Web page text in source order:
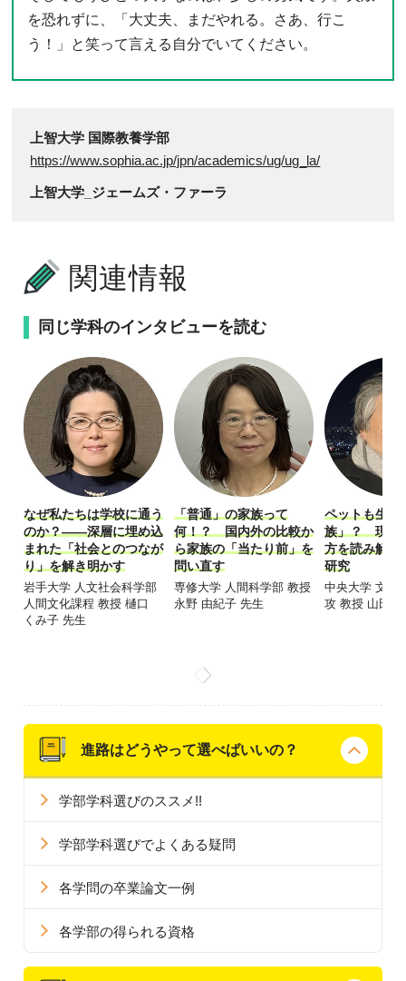
を恐れずに、「大丈夫、まだやれる。さあ、行こ
う！」と笑って言える自分でいてください。
上智大学 国際教養学部
https://www.sophia.ac.jp/jpn/academics/ug/ug_la/
上智大学_ジェームズ・ファーラ
関連情報
同じ学科のインタビューを読む
なぜ私たちは学校に通う
のか？――深層に埋め込
まれた「社会とのつなが
り」を解き明かす
岩手大学 人文社会科学部
人間文化課程 教授 樋口
くみ子 先生
「普通」の家族って
何！？ 国内外の比較か
ら家族の「当たり前」を
問い直す
専修大学 人間科学部 教授
永野 由紀子 先生
ペットも生成
族」？ 現代
方を読み解く
研究
中央大学 文学
攻 教授 山田
進路はどうやって選べばいいの？
学部学科選びのススメ!!
学部学科選びでよくある疑問
各学問の卒業論文一例
各学部の得られる資格